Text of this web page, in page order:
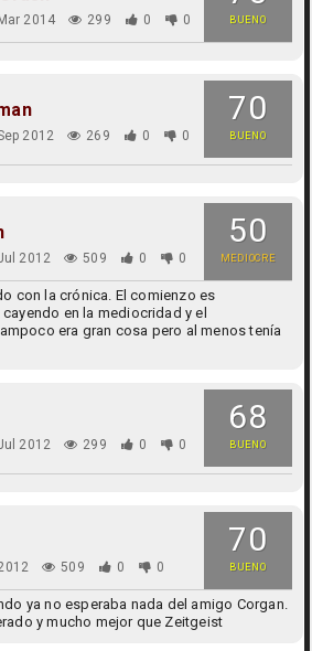
BUENO
2014 299 0 0
70
BUENO
2012 269 0 0
50
MEDIOCRE
2012 509 0 0
con la crónica. El comienzo es
en la mediocridad y el
era gran cosa pero al menos tenía
68
BUENO
2012 299 0 0
70
BUENO
509 0 0
ya no esperaba nada del amigo Corgan.
y mucho mejor que Zeitgeist